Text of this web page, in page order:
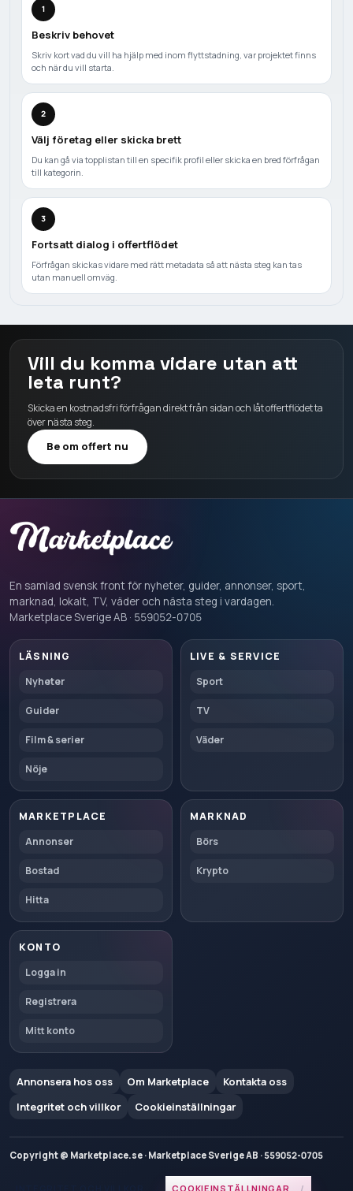
1
Beskriv behovet
Skriv kort vad du vill ha hjälp med inom flyttstadning, var projektet finns
och när du vill starta.
2
Välj företag eller skicka brett
Du kan gå via topplistan till en specifik profil eller skicka en bred förfrågan
till kategorin.
3
Fortsatt dialog i offertflödet
Förfrågan skickas vidare med rätt metadata så att nästa steg kan tas
utan manuell omväg.
Vill du komma vidare utan att
leta runt?
Skicka en kostnadsfri förfrågan direkt från sidan och låt offertflödet ta
över nästa steg.
Be om offert nu
En samlad svensk front för nyheter, guider, annonser, sport,
marknad, lokalt, TV, väder och nästa steg i vardagen.
Marketplace Sverige AB · 559052-0705
LÄSNING
Nyheter
Guider
Film & serier
Nöje
LIVE & SERVICE
Sport
TV
Väder
MARKETPLACE
Annonser
Bostad
Hitta
MARKNAD
Börs
Krypto
KONTO
Logga in
Registrera
Mitt konto
Annonsera hos oss Om Marketplace
Kontakta oss
Integritet och villkor
Cookieinställningar
Copyright @ Marketplace.se · Marketplace Sverige AB · 559052-0705
COOKIEINSTÄLLNINGAR